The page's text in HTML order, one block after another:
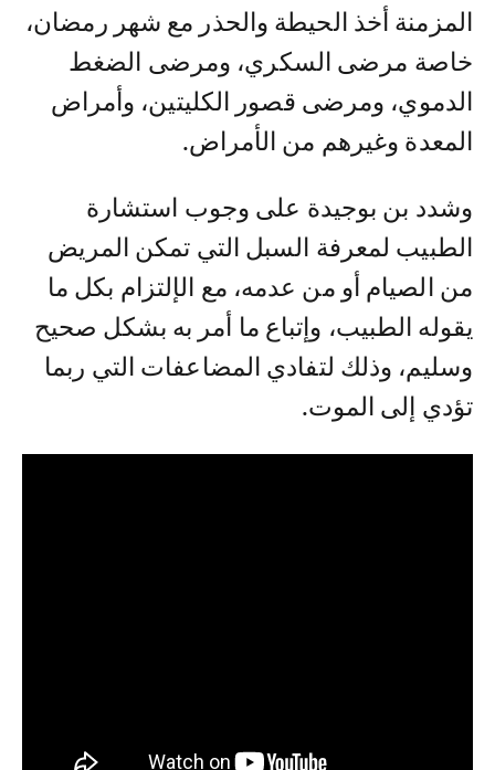
المزمنة أخذ الحيطة والحذر مع شهر رمضان،
خاصة مرضى السكري، ومرضى الضغط
الدموي، ومرضى قصور الكليتين، وأمراض
المعدة وغيرهم من الأمراض.
وشدد بن بوجيدة على وجوب استشارة
الطبيب لمعرفة السبل التي تمكن المريض
من الصيام أو من عدمه، مع الإلتزام بكل ما
يقوله الطبيب، وإتباع ما أمر به بشكل صحيح
وسليم، وذلك لتفادي المضاعفات التي ربما
تؤدي إلى الموت.